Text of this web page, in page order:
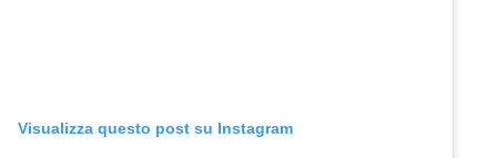
Visualizza questo post su Instagram